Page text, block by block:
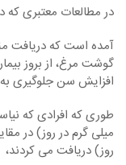
در مطالعات معتبری
گوشت مرغ، از بروز
افزایش سن جلوگیری
روز) دریافت می ‏کردند،